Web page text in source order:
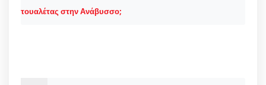
τουαλέτας στην Ανάβυσσο;